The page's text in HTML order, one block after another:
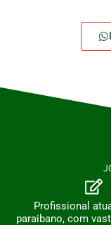
Profissional
paraibano, com